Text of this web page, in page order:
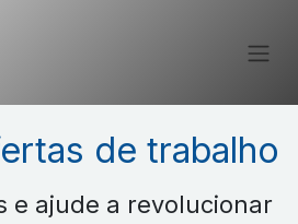
de trabalho
e ajude a revolucionar